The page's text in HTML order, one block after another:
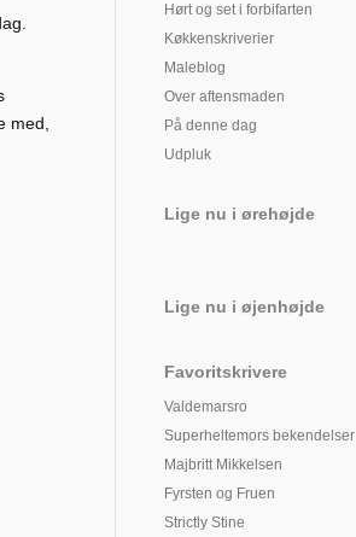
med,
Hørt og set i forbifarten
Køkkenskriverier
Maleblog
Over aftensmaden
På denne dag
Udpluk
Lige nu i ørehøjde
Lige nu i øjenhøjde
Favoritskrivere
Valdemarsro
Superheltemors bekendelser
Majbritt Mikkelsen
Fyrsten og Fruen
Strictly Stine